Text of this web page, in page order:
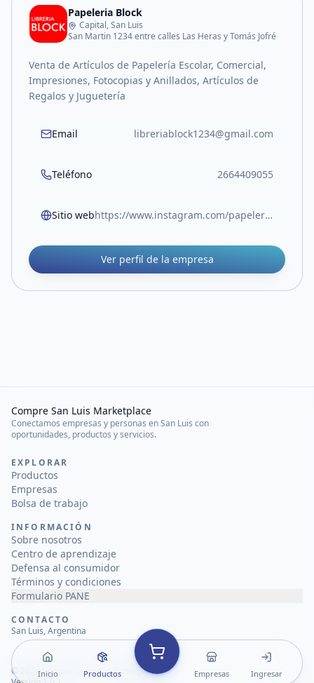
Papeleria Block
Capital, San Luis
San Martin 1234 entre calles Las Heras y Tomás Jofré
Venta de Artículos de Papelería Escolar, Comercial,
Impresiones, Fotocopias y Anillados, Artículos de
Regalos y Juguetería
Email libreriablock1234@gmail.com
Teléfono 2664409055
Sitio web https://www.instagram.com/papeleriablock.sl?igsh=MW05Z3RocjUwOTlvOA%3D%3D
Ver perfil de la empresa
Inicio Productos Empresas Ingresar
Compre San Luis Marketplace
Conectamos empresas y personas en San Luis con
oportunidades, productos y servicios.
EXPLORAR
Productos
Empresas
Bolsa de trabajo
INFORMACIÓN
Sobre nosotros
Centro de aprendizaje
Defensa al consumidor
Términos y condiciones
Formulario PANE
CONTACTO
San Luis, Argentina
© 2026Compre San Luis Marketplace